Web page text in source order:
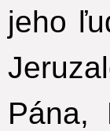
jeho
Pána,